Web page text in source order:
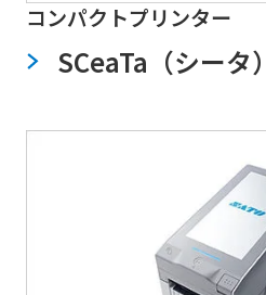
コンパクトプリンター
SCeaTa（シータ